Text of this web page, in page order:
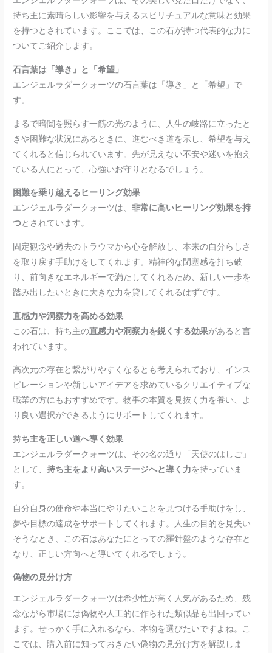
持ち主に素晴らしい影響を与えるスピリチュアルな意味と効果
を持つとされています。ここでは、この石が持つ代表的な力に
ついてご紹介します。
石言葉は「導き」と「希望」
エンジェルラダークォーツの石言葉は「導き」と「希望」で
す。
まるで暗闇を照らす一筋の光のように、人生の岐路に立ったと
きや困難な状況にあるときに、進むべき道を示し、希望を与え
てくれると信じられています。先が見えない不安や迷いを抱え
ている人にとって、心強いお守りとなるでしょう。
困難を乗り越えるヒーリング効果
エンジェルラダークォーツは、非常に高いヒーリング効果を持
つとされています。
固定観念や過去のトラウマから心を解放し、本来の自分らしさ
を取り戻す手助けをしてくれます。精神的な閉塞感を打ち破
り、前向きなエネルギーで満たしてくれるため、新しい一歩を
踏み出したいときに大きな力を貸してくれるはずです。
直感力や洞察力を高める効果
この石は、持ち主の直感力や洞察力を鋭くする効果があると言
われています。
高次元の存在と繋がりやすくなるとも考えられており、インス
ピレーションや新しいアイデアを求めているクリエイティブな
職業の方にもおすすめです。物事の本質を見抜く力を養い、よ
り良い選択ができるようにサポートしてくれます。
持ち主を正しい道へ導く効果
エンジェルラダークォーツは、その名の通り「天使のはしご」
として、持ち主をより高いステージへと導く力を持っていま
す。
自分自身の使命や本当にやりたいことを見つける手助けをし、
夢や目標の達成をサポートしてくれます。人生の目的を見失い
そうなとき、この石はあなたにとっての羅針盤のような存在と
なり、正しい方向へと導いてくれるでしょう。
偽物の見分け方
エンジェルラダークォーツは希少性が高く人気があるため、残
念ながら市場には偽物や人工的に作られた類似品も出回ってい
ます。せっかく手に入れるなら、本物を選びたいですよね。こ
こでは、購入前に知っておきたい偽物の見分け方を解説しま